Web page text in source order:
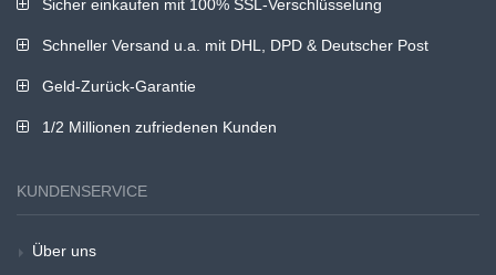
Sicher einkaufen mit 100% SSL-Verschlüsselung
Schneller Versand u.a. mit DHL, DPD & Deutscher Post
Geld-Zurück-Garantie
1/2 Millionen zufriedenen Kunden
KUNDENSERVICE
Über uns